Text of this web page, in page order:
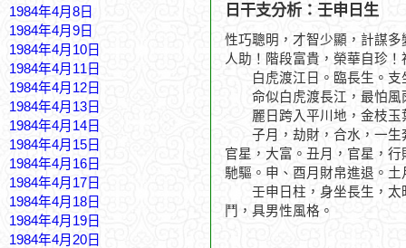
1984年4月8日
1984年4月9日
1984年4月10日
1984年4月11日
1984年4月12日
1984年4月13日
1984年4月14日
1984年4月15日
1984年4月16日
1984年4月17日
1984年4月18日
1984年4月19日
1984年4月20日
日干支分析：壬申日生
性巧聰明，才智少顯，計謀
人助！階段富貴，榮華自珍！
白虎渡江日。臨長生。支
命似白虎渡長江，最怕風
麗日跨入平川地，金枝玉
子月，劫財，合水，一生
官星，大富。丑月，官星，
馳驅。申、酉月財帛進退。土
壬申日柱，身坐長生，太
鬥，具男性風格。